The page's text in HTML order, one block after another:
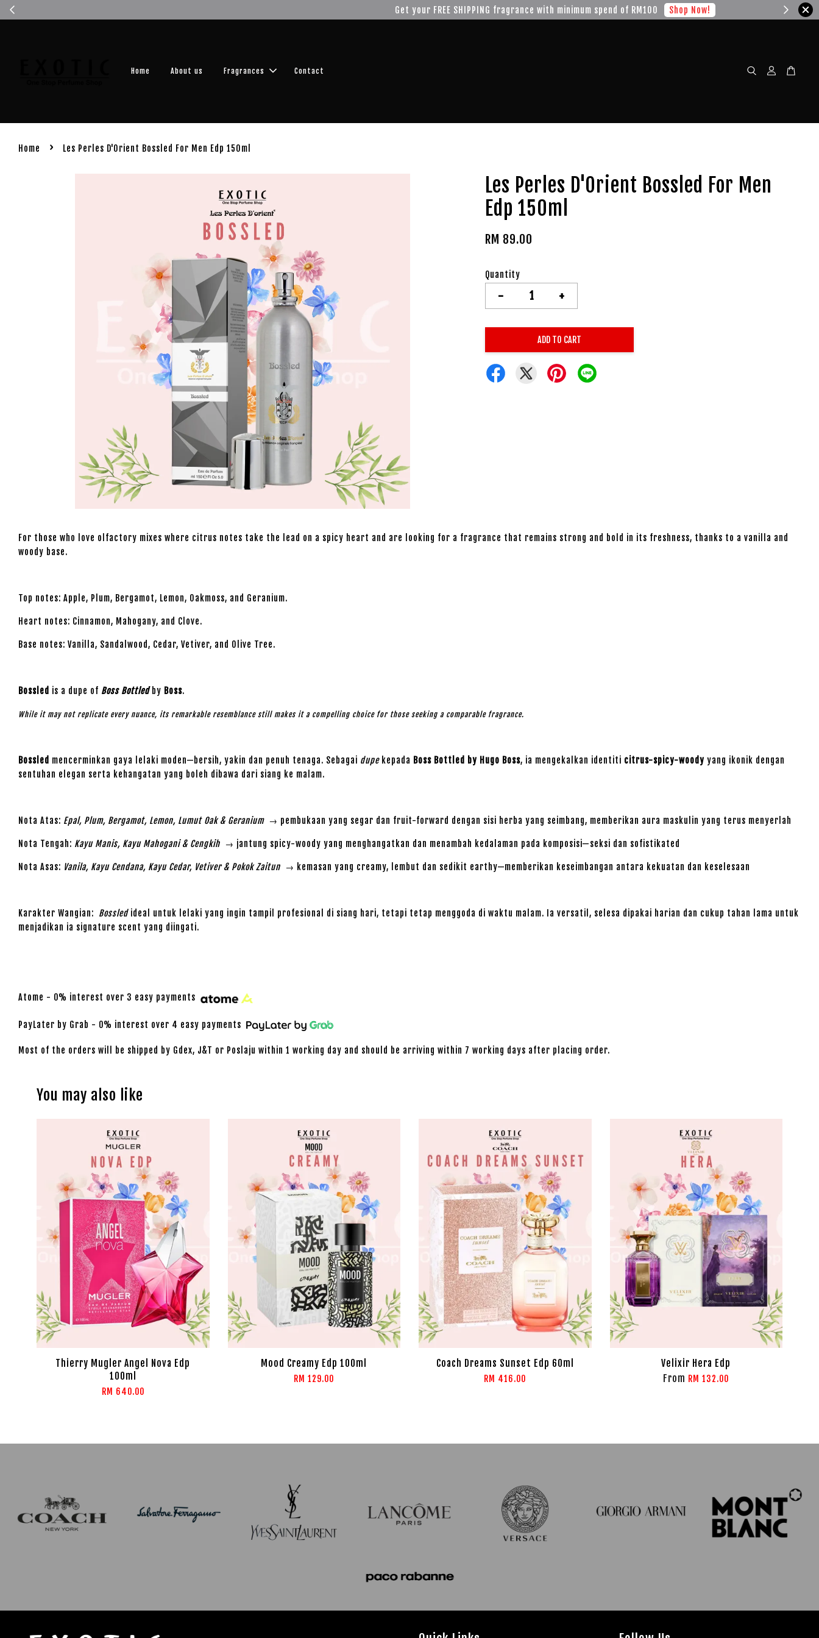
Get your FREE SHIPPING fragrance with minimum spend of RM100 Shop Now!
Home About us Fragrances Contact
Home › Les Perles D'Orient Bossled For Men Edp 150ml
Les Perles D'Orient Bossled For Men
Edp 150ml
RM 89.00
Quantity
- +
ADD TO CART
For those who love olfactory mixes where citrus notes take the lead on a spicy heart and are looking for a fragrance that remains strong and bold in its freshness, thanks to a vanilla and
woody base.
Top notes: Apple, Plum, Bergamot, Lemon, Oakmoss, and Geranium.
Heart notes: Cinnamon, Mahogany, and Clove.
Base notes: Vanilla, Sandalwood, Cedar, Vetiver, and Olive Tree.
Bossled is a dupe of Boss Bottledby Boss.
While it may not replicate every nuance, its remarkable resemblance still makes it a compelling choice for those seeking a comparable fragrance.
Bossled mencerminkan gaya lelaki moden—bersih, yakin dan penuh tenaga. Sebagai dupekepada Boss Bottled by Hugo Boss, ia mengekalkan identiti citrus-spicy-woody yang ikonik dengan
sentuhan elegan serta kehangatan yang boleh dibawa dari siang ke malam.
Nota Atas: Epal, Plum, Bergamot, Lemon, Lumut Oak & Geranium→ pembukaan yang segar dan fruit-forward dengan sisi herba yang seimbang, memberikan aura maskulin yang terus menyerlah
Nota Tengah: Kayu Manis, Kayu Mahogani & Cengkih → jantung spicy-woody yang menghangatkan dan menambah kedalaman pada komposisi—seksi dan sofistikated
Nota Asas: Vanila, Kayu Cendana, Kayu Cedar, Vetiver & Pokok Zaitun → kemasan yang creamy, lembut dan sedikit earthy—memberikan keseimbangan antara kekuatan dan keselesaan
Karakter Wangian: Bossledideal untuk lelaki yang ingin tampil profesional di siang hari, tetapi tetap menggoda di waktu malam. Ia versatil, selesa dipakai harian dan cukup tahan lama untuk
menjadikan ia signature scent yang diingati.
Atome - 0% interest over 3 easy payments
PayLater by Grab - 0% interest over 4 easy payments
Most of the orders will be shipped by Gdex, J&T or Poslaju within 1 working day and should be arriving within 7 working days after placing order.
You may also like
Thierry Mugler Angel Nova Edp
100ml
RM 640.00
Mood Creamy Edp 100ml
RM 129.00
Coach Dreams Sunset Edp 60ml
RM 416.00
Velixir Hera Edp
From RM 132.00